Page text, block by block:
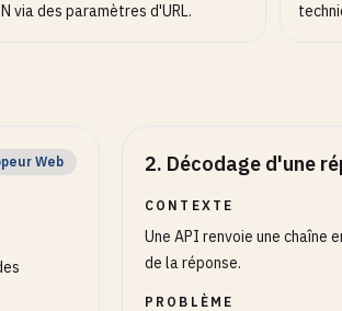
via des paramètres d'URL.
Web 2. Décodage d'une
CONTEXTE
Une API renvoie une chaîne
de la réponse.
PROBLÈME